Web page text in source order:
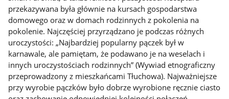
przekazywana była głównie na kursach gospodarstwa
domowego oraz w domach rodzinnych z pokolenia na
pokolenie. Najczęściej przyrządzano je podczas różnych
uroczystości: „Najbardziej popularny pączek był w
karnawale, ale pamiętam, że podawano je na weselach i
innych uroczystościach rodzinnych” (Wywiad etnograficzny
przeprowadzony z mieszkańcami Tłuchowa). Najważniejsze
przy wyrobie pączków było dobrze wyrobione ręcznie ciasto